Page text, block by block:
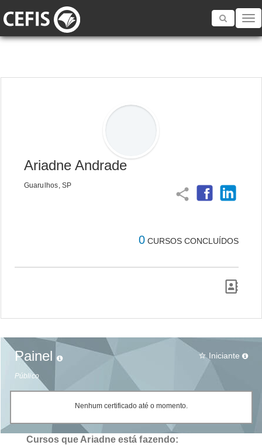
Toggle
Ariadne Andrade
Guarulhos, SP
share
0 CURSOS CONCLUÍDOS
Painel
Público
star_border Iniciante
Nenhum certificado até o momento.
Cursos que Ariadne está fazendo: